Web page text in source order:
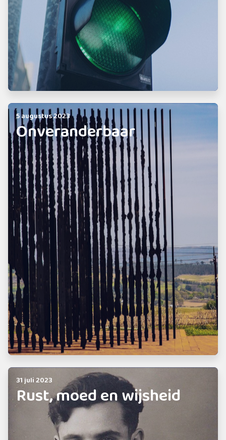
5 augustus 2023
Onveranderbaar
31 juli 2023
Rust, moed en wijsheid